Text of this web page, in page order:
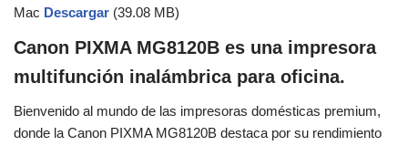
Mac Descargar (39.08 MB)
Canon PIXMA MG8120B es una impresora
multifunción inalámbrica para oficina.
Bienvenido al mundo de las impresoras domésticas premium,
donde la Canon PIXMA MG8120B destaca por su rendimiento